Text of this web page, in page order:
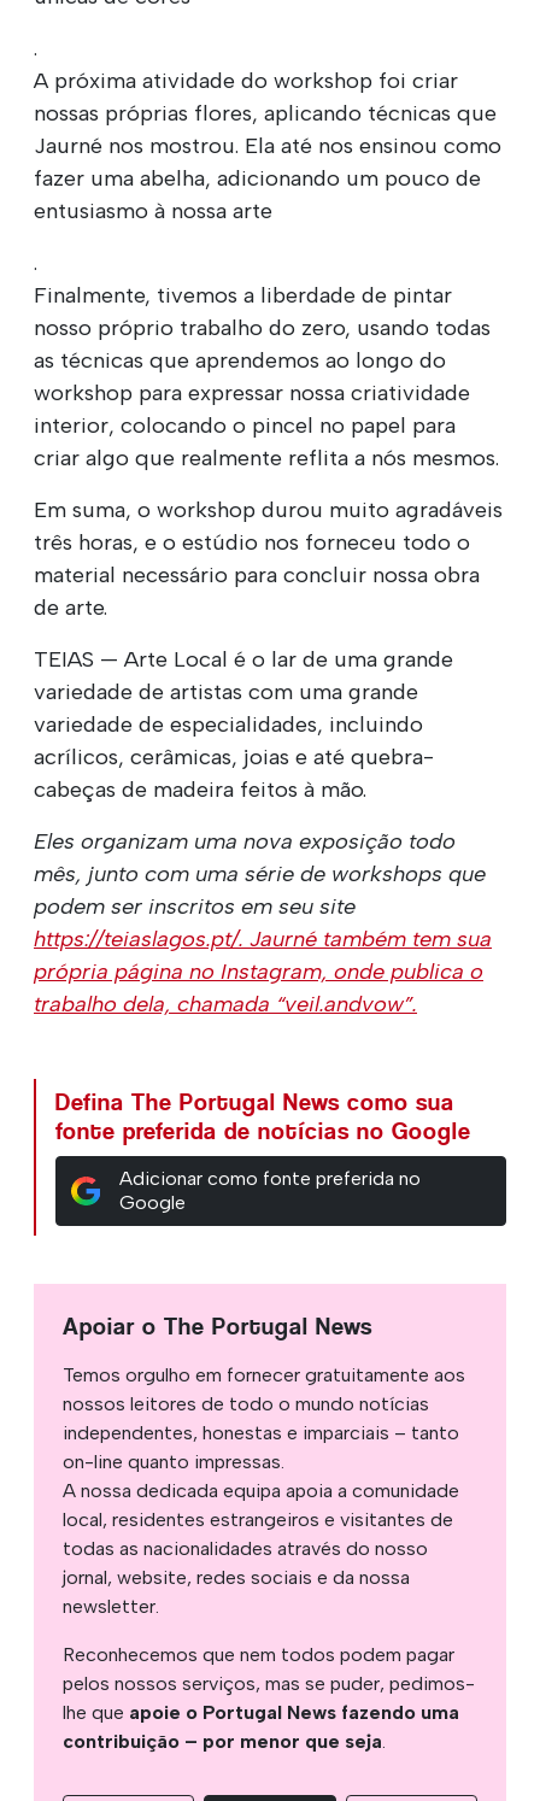
.
A próxima atividade do workshop foi criar
nossas próprias flores, aplicando técnicas que
Jaurné nos mostrou. Ela até nos ensinou como
fazer uma abelha, adicionando um pouco de
entusiasmo à nossa arte
.
Finalmente, tivemos a liberdade de pintar
nosso próprio trabalho do zero, usando todas
as técnicas que aprendemos ao longo do
workshop para expressar nossa criatividade
interior, colocando o pincel no papel para
criar algo que realmente reflita a nós mesmos.
Em suma, o workshop durou muito agradáveis
três horas, e o estúdio nos forneceu todo o
material necessário para concluir nossa obra
de arte.
TEIAS — Arte Local é o lar de uma grande
variedade de artistas com uma grande
variedade de especialidades, incluindo
acrílicos, cerâmicas, joias e até quebra-
cabeças de madeira feitos à mão.
Eles organizam uma nova exposição todo
mês, junto com uma série de workshops que
podem ser inscritos em seu site
https://teiaslagos.pt/. Jaurné também tem sua
própria página no Instagram, onde publica o
trabalho dela, chamada “veil.andvow”.
Defina The Portugal News como sua
fonte preferida de notícias no Google
Adicionar como fonte preferida no
Google
Apoiar o The Portugal News
Temos orgulho em fornecer gratuitamente aos
nossos leitores de todo o mundo notícias
independentes, honestas e imparciais – tanto
on-line quanto impressas.
A nossa dedicada equipa apoia a comunidade
local, residentes estrangeiros e visitantes de
todas as nacionalidades através do nosso
jornal, website, redes sociais e da nossa
newsletter.
Reconhecemos que nem todos podem pagar
pelos nossos serviços, mas se puder, pedimos-
lhe que apoie o Portugal News fazendo uma
contribuição – por menor que seja.